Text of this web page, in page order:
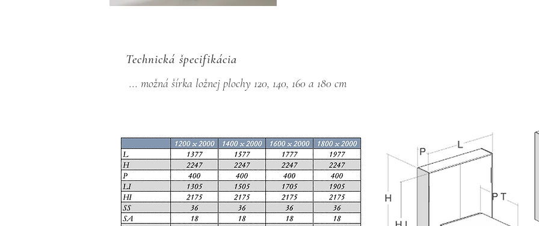
​Technická špecifikácia
... možná šírka ložnej plochy 120, 140, 160 a 180 cm